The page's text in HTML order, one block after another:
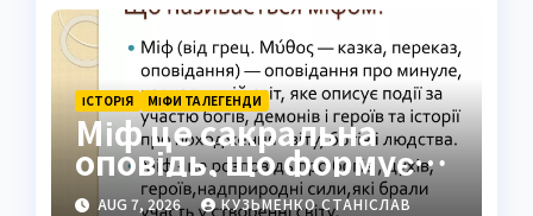
ІСТОРІЯ МІФИ ТА ЛЕГЕНДИ
Міф це сакральна
оповідь, що формує
світогляд народів
AUG 7, 2026 КУЗЬМЕНКО СТАНІСЛАВ